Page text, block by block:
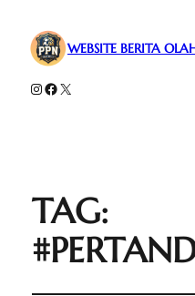
WEBSITE BERITA
Instagram
Facebook
X
TAG: